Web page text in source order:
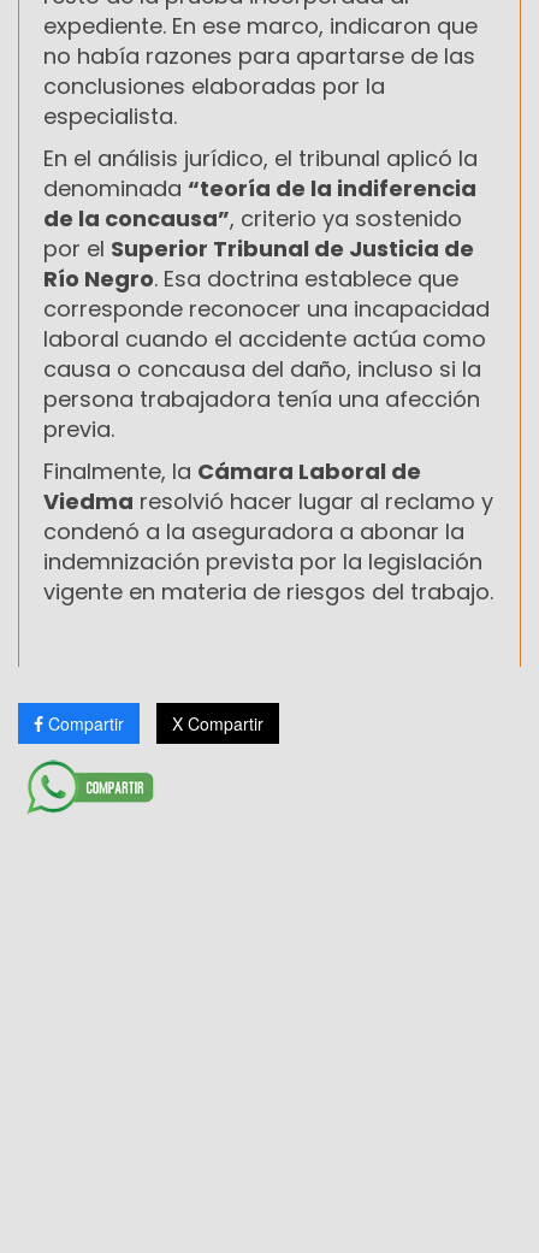
expediente. En ese marco, indicaron que
no había razones para apartarse de las
conclusiones elaboradas por la
especialista.
En el análisis jurídico, el tribunal aplicó la
denominada “teoría de la indiferencia
de la concausa”, criterio ya sostenido
por el Superior Tribunal de Justicia de
Río Negro. Esa doctrina establece que
corresponde reconocer una incapacidad
laboral cuando el accidente actúa como
causa o concausa del daño, incluso si la
persona trabajadora tenía una afección
previa.
Finalmente, la Cámara Laboral de
Viedma resolvió hacer lugar al reclamo y
condenó a la aseguradora a abonar la
indemnización prevista por la legislación
vigente en materia de riesgos del trabajo.
Compartir X Compartir